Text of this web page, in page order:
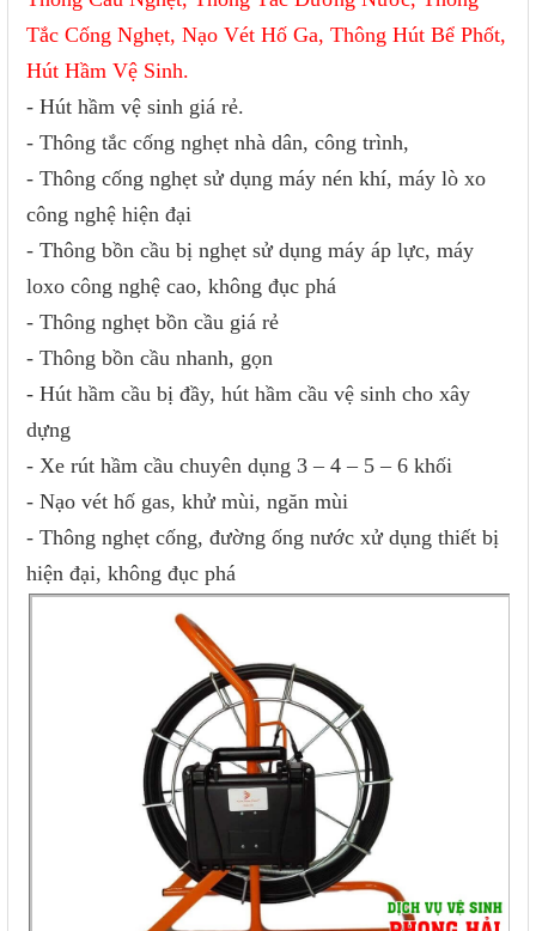
Tắc Cống Nghẹt, Nạo Vét Hố Ga, Thông Hút Bể Phốt,
Hút Hầm Vệ Sinh.
- Hút hầm vệ sinh giá rẻ.
- Thông tắc cống nghẹt nhà dân, công trình,
- Thông cống nghẹt sử dụng máy nén khí, máy lò xo
công nghệ hiện đại
- Thông bồn cầu bị nghẹt sử dụng máy áp lực, máy
loxo công nghệ cao, không đục phá
- Thông nghẹt bồn cầu giá rẻ
- Thông bồn cầu nhanh, gọn
- Hút hầm cầu bị đầy, hút hầm cầu vệ sinh cho xây
dựng
- Xe rút hầm cầu chuyên dụng 3 – 4 – 5 – 6 khối
- Nạo vét hố gas, khử mùi, ngăn mùi
- Thông nghẹt cống, đường ống nước xử dụng thiết bị
hiện đại, không đục phá